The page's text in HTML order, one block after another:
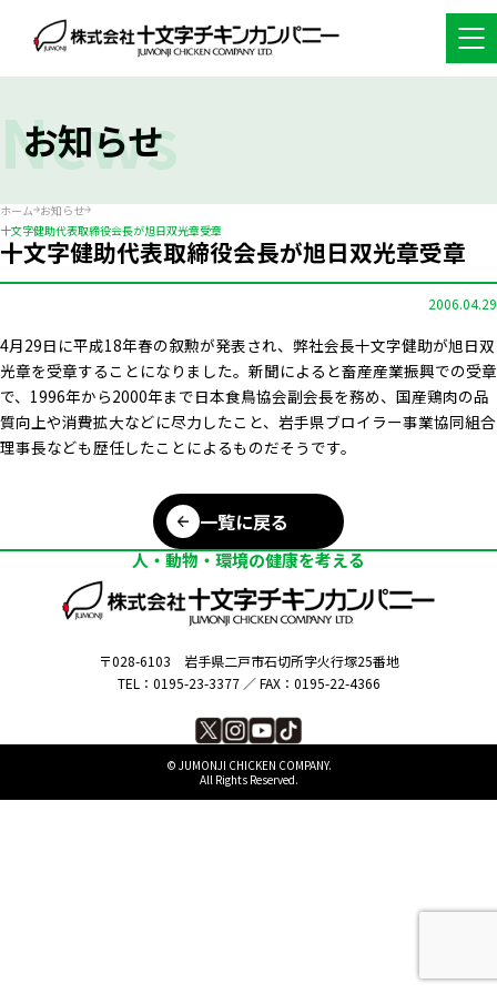
お知らせ
News
ホーム お知らせ
十文字健助代表取締役会長が旭日双光章受章
十文字健助代表取締役会長が旭日双光章受章
2006.04.29
4月29日に平成18年春の叙勲が発表され、弊社会長十文字健助が旭日双
光章を受章することになりました。新聞によると畜産産業振興での受章
で、1996年から2000年まで日本食鳥協会副会長を務め、国産鶏肉の品
質向上や消費拡大などに尽力したこと、岩手県ブロイラー事業協同組合
理事長なども歴任したことによるものだそうです。
一覧に戻る
人・動物・環境の健康を考える
〒028-6103 岩手県二戸市石切所字火行塚25番地
TEL：0195-23-3377 ／FAX：0195-22-4366
©︎ JUMONJI CHICKEN COMPANY.
All Rights Reserved.